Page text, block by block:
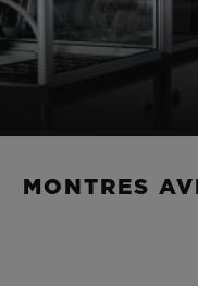
MONTRES